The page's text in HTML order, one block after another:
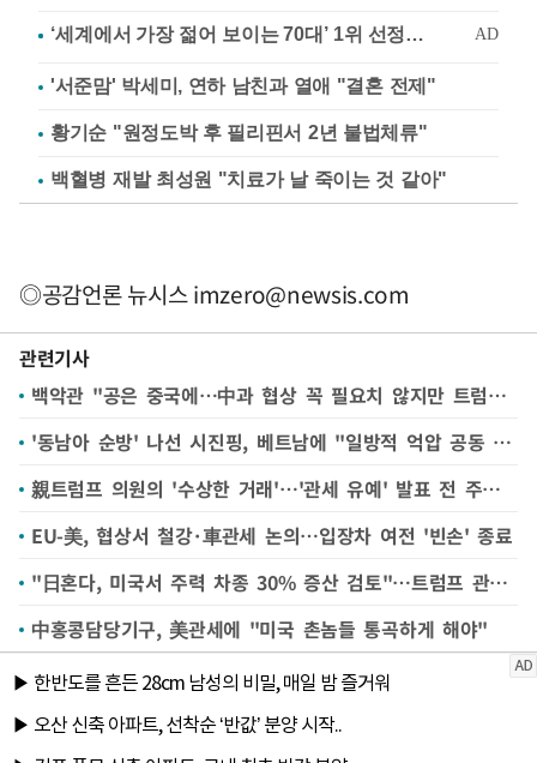
'서준맘' 박세미, 연하 남친과 열애 "결혼 전제"
황기순 "원정도박 후 필리핀서 2년 불법체류"
백혈병 재발 최성원 "치료가 날 죽이는 것 같아"
◎공감언론 뉴시스imzero@newsis.com
관련기사
백악관 "공은 중국에…中과 협상 꼭 필요치 않지만 트럼프 열려있어"
'동남아 순방' 나선 시진핑, 베트남에 "일방적 억압 공동 대응"(종합)
親트럼프 의원의 '수상한 거래'…'관세 유예' 발표 전 주식 매수
EU-美, 협상서 철강·車관세 논의…입장차 여전 '빈손' 종료
"日혼다, 미국서 주력 차종 30% 증산 검토"…트럼프 관세 대응
中홍콩담당기구, 美관세에 "미국 촌놈들 통곡하게 해야"